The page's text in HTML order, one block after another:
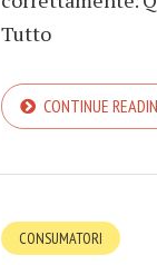
Tutto
CONTINUE
CONSUMATORI